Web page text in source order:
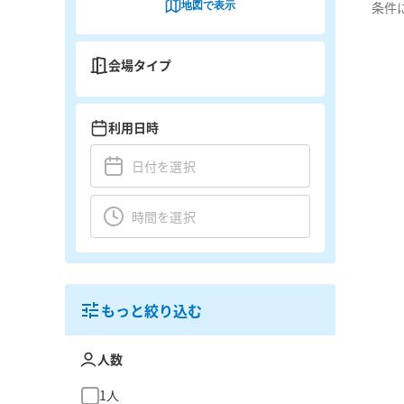
条件
地図で表示
会場タイプ
利用日時
もっと絞り込む
人数
1人